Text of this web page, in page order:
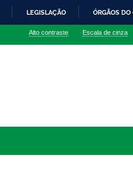
LEGISLAÇÃO ÓRGÃOS DO
Alto contraste Escala de cinza